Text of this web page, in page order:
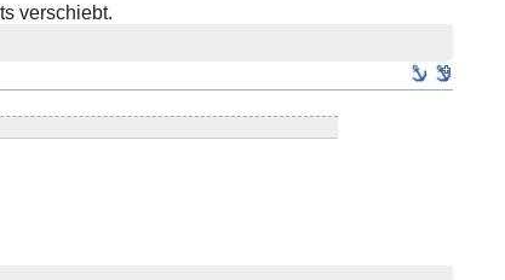
verschiebt.